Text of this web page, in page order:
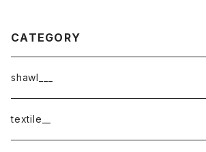
CATEGORY
shawl___
cotton
textile__